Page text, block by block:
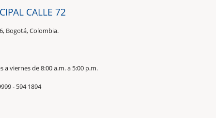
CALLE 72
Bogotá, Colombia.
a viernes de 8:00 a.m. a 5:00 p.m.
- 594 1894